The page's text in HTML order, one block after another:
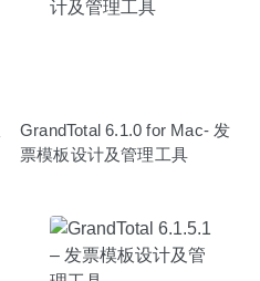
GrandTotal 6.1.0 for Mac- 发
票模板设计及管理工具